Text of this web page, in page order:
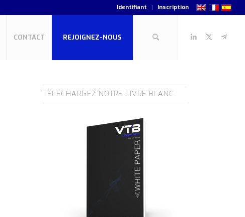
Identifiant Inscription
CONTACT REJOIGNEZ-NOUS
TÉLÉCHARGEZ NOTRE LIVRE BLANC